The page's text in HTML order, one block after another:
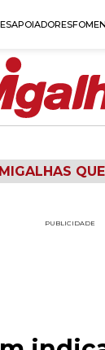
APOIADORES
MIGALHAS
PUBLICIDADE